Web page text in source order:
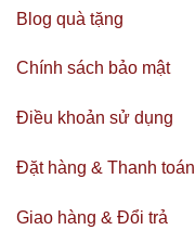
Blog quà tặng
Chính sách bảo mật
Điều khoản sử dụng
Đặt hàng & Thanh toán
Giao hàng & Đổi trả